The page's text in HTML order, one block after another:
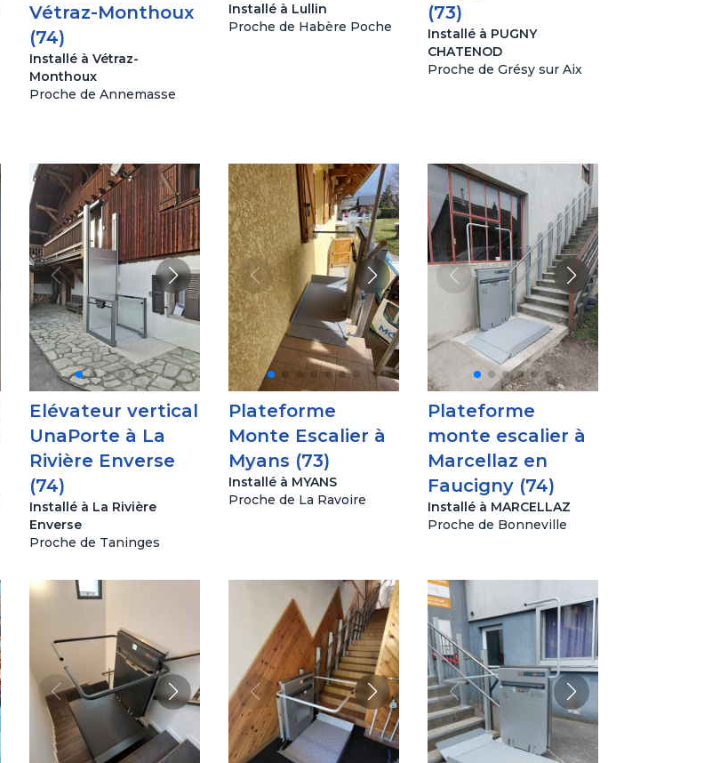
Vétraz-Monthoux
(74)
Installé à Vétraz-
Monthoux
Proche de Annemasse
Installé à Lullin
Proche de Habère Poche
(73)
Installé à PUGNY
CHATENOD
Proche de Grésy sur Aix
Elévateur vertical
UnaPorte à La
Rivière Enverse
(74)
Installé à La Rivière
Enverse
Proche de Taninges
Plateforme
Monte Escalier à
Myans (73)
Installé à MYANS
Proche de La Ravoire
Plateforme
monte escalier à
Marcellaz en
Faucigny (74)
Installé à MARCELLAZ
Proche de Bonneville